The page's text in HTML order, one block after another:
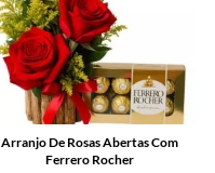
Arranjo De Rosas Abertas Com
Ferrero Rocher